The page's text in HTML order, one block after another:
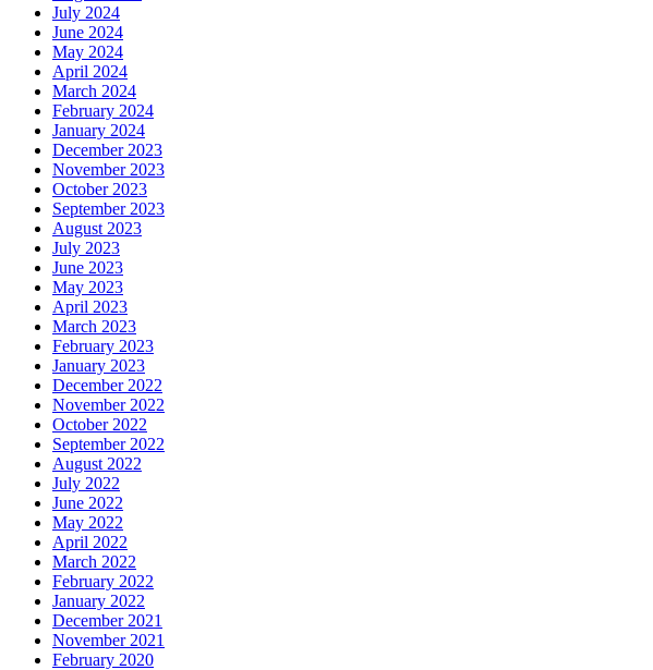
July 2024
June 2024
May 2024
April 2024
March 2024
February 2024
January 2024
December 2023
November 2023
October 2023
September 2023
August 2023
July 2023
June 2023
May 2023
April 2023
March 2023
February 2023
January 2023
December 2022
November 2022
October 2022
September 2022
August 2022
July 2022
June 2022
May 2022
April 2022
March 2022
February 2022
January 2022
December 2021
November 2021
February 2020